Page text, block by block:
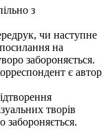
з
чи наступне
на
забороняється.
є автор
творів
забороняється.